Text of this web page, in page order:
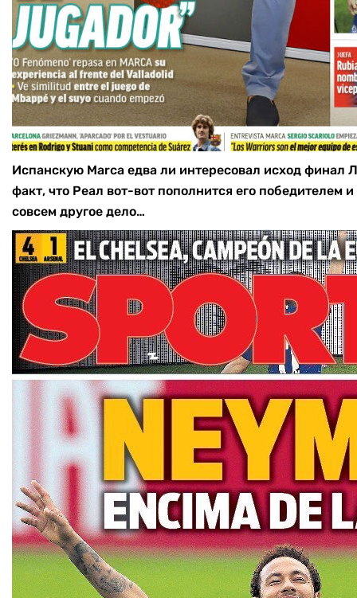
Испанскую Marca едва ли интересовал исход финал
факт, что Реал вот-вот пополнится его победителем
совсем другое дело…